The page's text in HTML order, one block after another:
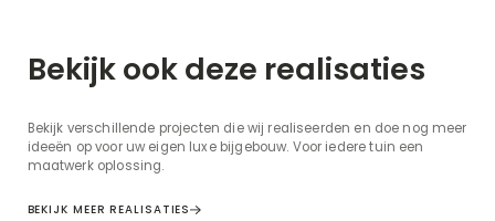
Bekijk ook deze realisaties
Bekijk verschillende projecten die wij realiseerden en doe nog meer
ideeën op voor uw eigen luxe bijgebouw. Voor iedere tuin een
maatwerk oplossing.
BEKIJK MEER REALISATIES